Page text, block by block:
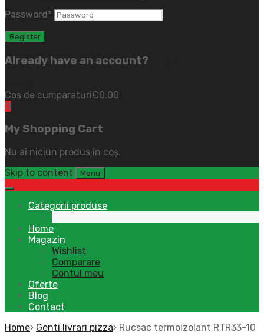
Password *
Already have an account?
Cos de cumparaturi€0.00
0
My Shopping Cart
Nu ai niciun produs în coș.
Skip to content
Menu
Categorii produse
Home
Magazin
Wishlist
Comparare
Contul meu
Oferte
Blog
Contact
Home Genti livrari pizza Rucsac termoizolant RTR33-10